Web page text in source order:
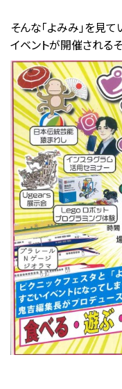
そんな「よみみ」を見
イベントが開催されるそ